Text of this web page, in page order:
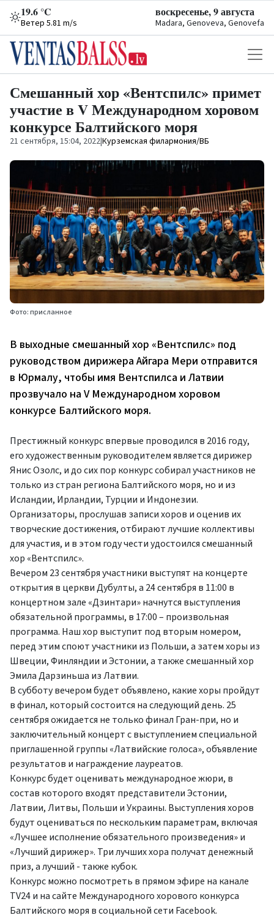
19.6 °C
Ветер 5.81 m/s
воскресенье, 9 августа
Madara, Genoveva, Genovefa
Смешанный хор «Вентспилс» примет
участие в V Международном хоровом
конкурсе Балтийского моря
21 сентября, 15:04, 2022|Курземская филармония/ВБ
Фото: присланное
В выходные смешанный хор «Вентспилс» под
руководством дирижера Айгара Мери отправится
в Юрмалу, чтобы имя Вентспилса и Латвии
прозвучало на V Международном хоровом
конкурсе Балтийского моря.
Престижный конкурс впервые проводился в 2016 году,
его художественным руководителем является дирижер
Янис Озолс, и до сих пор конкурс собирал участников не
только из стран региона Балтийского моря, но и из
Исландии, Ирландии, Турции и Индонезии.
Организаторы, прослушав записи хоров и оценив их
творческие достижения, отбирают лучшие коллективы
для участия, и в этом году чести удостоился смешанный
хор «Вентспилс».
Вечером 23 сентября участники выступят на концерте
открытия в церкви Дубулты, а 24 сентября в 11:00 в
концертном зале «Дзинтари» начнутся выступления
обязательной программы, в 17:00 – произвольная
программа. Наш хор выступит под вторым номером,
перед этим споют участники из Польши, а затем хоры из
Швеции, Финляндии и Эстонии, а также смешанный хор
Эмила Дарзиньша из Латвии.
В субботу вечером будет объявлено, какие хоры пройдут
в финал, который состоится на следующий день. 25
сентября ожидается не только финал Гран-при, но и
заключительный концерт с выступлением специальной
приглашенной группы «Латвийские голоса», объявление
результатов и награждение лауреатов.
Конкурс будет оценивать международное жюри, в
состав которого входят представители Эстонии,
Латвии, Литвы, Польши и Украины. Выступления хоров
будут оцениваться по нескольким параметрам, включая
«Лучшее исполнение обязательного произведения» и
«Лучший дирижер». Три лучших хора получат денежный
приз, а лучший - также кубок.
Конкурс можно посмотреть в прямом эфире на канале
TV24 и на сайте Международного хорового конкурса
Балтийского моря в социальной сети Facebook.